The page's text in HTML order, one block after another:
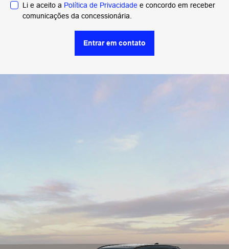
Li e aceito a Política de Privacidade e concordo em receber
comunicações da concessionária.
Entrar em contato